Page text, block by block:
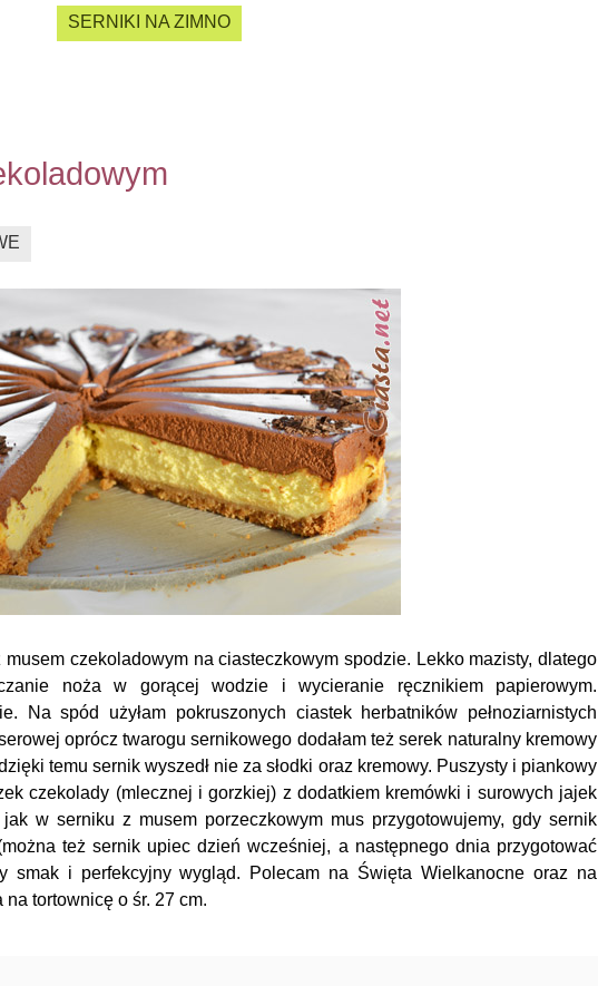
SERNIKI NA ZIMNO
czekoladowym na ciasteczkowym spodzie. Lekko mazisty, dlatego
noża w gorącej wodzie i wycieranie ręcznikiem papierowym.
Na spód użyłam pokruszonych ciastek herbatników pełnoziarnistych
oprócz twarogu sernikowego dodałam też serek naturalny kremowy
temu sernik wyszedł nie za słodki oraz kremowy. Puszysty i piankowy
czekolady (mlecznej i gorzkiej) z dodatkiem kremówki i surowych jajek
jak w serniku z musem porzeczkowym mus przygotowujemy, gdy sernik
też sernik upiec dzień wcześniej, a następnego dnia przygotować
smak i perfekcyjny wygląd. Polecam na Święta Wielkanocne oraz na
tortownicę o śr. 27 cm.